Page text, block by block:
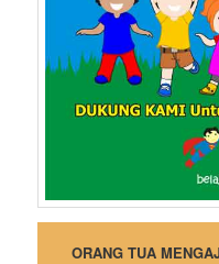
ORANG TUA